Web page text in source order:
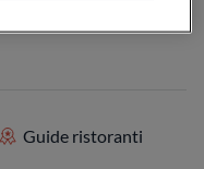
Guide ristoranti